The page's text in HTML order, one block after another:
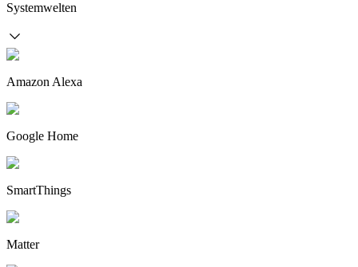
Systemwelten
Amazon Alexa
Google Home
SmartThings
Matter